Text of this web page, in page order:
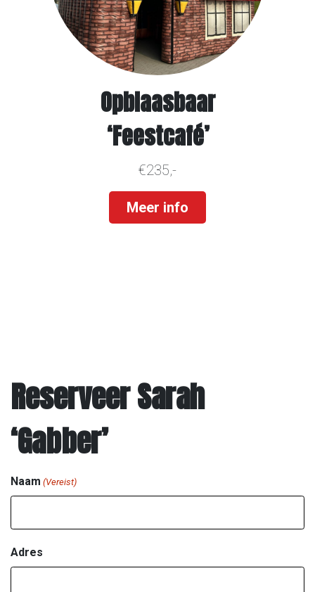
Opblaasbaar
‘Feestcafé’
€235,-
Meer info
Reserveer Sarah
‘Gabber’
Naam (Vereist)
Adres